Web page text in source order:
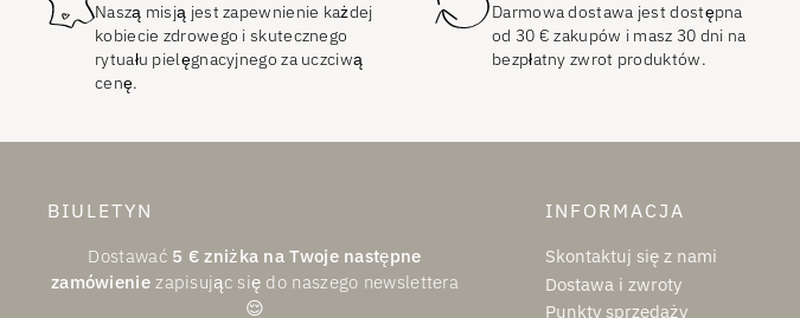
Naszą misją jest zapewnienie każdej
kobiecie zdrowego i skutecznego
rytuału pielęgnacyjnego za uczciwą
cenę.
Darmowa dostawa jest dostępna
od 30 € zakupów i masz 30 dni na
bezpłatny zwrot produktów.
BIULETYN
Dostawać 5 € zniżka na Twoje następne
zamówieniezapisując się do naszego newslettera
😌
INFORMACJA
Skontaktuj się z nami
Dostawa i zwroty
Punkty sprzedaży